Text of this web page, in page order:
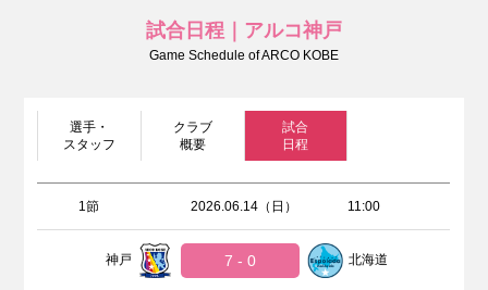
試合日程｜アルコ神戸
Game Schedule of ARCO KOBE
選手・
スタッフ
クラブ
概要
試合
日程
1節 2026.06.14（日） 11:00
神戸 7 - 0 北海道